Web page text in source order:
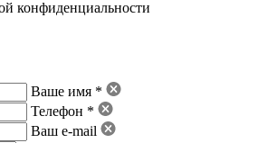
конфиденциальности
Ваше имя *
Телефон *
Ваш e-mail